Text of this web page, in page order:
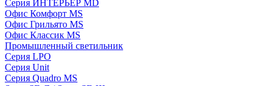
Серия ИНТЕРЬЕР MD
Офис Комфорт MS
Офис Грильято MS
Офис Классик MS
Промышленный светильник
Серия LPO
Серия Unit
Серия Quadro MS